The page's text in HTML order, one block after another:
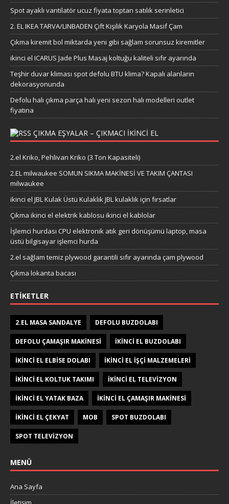
Spot ayaklı vantilatör ucuz fiyata toptan satılık serinletici
2. EL IKEA TARVA/LINBADEN Çift Kişilik Karyola Masif Çam
Çıkma kiremit bol miktarda yeni gibi sağlam sorunsuz kiremitler
ikinci el ICARUS Jade Plus Masaj koltuğu kaliteli sıfır ayarında
Teşhir duvar kliması spot defolu BTU klima? Kapalı alanların
dekorasyonunda
Defolu halı çıkma parça halı yeni sezon halı modelleri outlet
fiyatına
ÇIKMA EŞYALAR – ÇIKMACI IKINCI EL
2.el Kriko, Pehlivan Kriko (3 Ton Kapasiteli)
2.EL milwaukee SOMUN SIKMA MAKİNESİ VE TAKIM ÇANTASI
milwaukee
ikinci el JBL Kulak Üstü Kulaklık JBL kulaklık için fırsatlar
Çıkma ikinci el elektrik kablosu ikinci el kablolar
İşlemci hurdası CPU elektronik atık geri dönüşümü laptop, masa
üstü bilgisayar işlemci hurda
2.el sağlam temiz plywood garantili sıfır ayarında çam plywood
Çıkma lokanta bacası
ETIKETLER
2.EL MASA SANDALYE DEFOLU BUZDOLABI
DEFOLU ÇAMAŞIR MAKINESI IKINCI EL BUZDOLABI
IKINCI EL ELBISE DOLABI IKINCI EL IŞÇI MALZEMELERI
IKINCI EL KOLTUK TAKIMI IKINCI EL TELEVIZYON
IKINCI EL YATAK BAZA IKINCI EL ÇAMAŞIR MAKINESI
IKINCI EL ÇEKYAT MOB SPOT BUZDOLABI
SPOT TELEVIZYON
MENÜ
Ana Sayfa